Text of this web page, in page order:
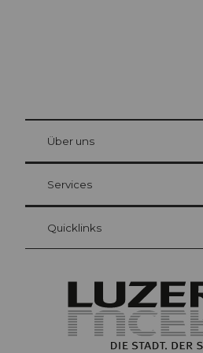
Gästekarte Luzern
Ihre Vorteile als Übernachtungsgast
at Bre
Über uns
Services
Quicklinks